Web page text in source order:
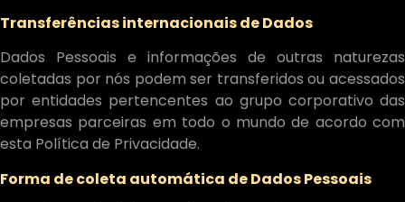
Transferências internacionais de Dados
Dados Pessoais e informações de outras naturezas
coletadas por nós podem ser transferidos ou acessados
por entidades pertencentes ao grupo corporativo das
empresas parceiras em todo o mundo de acordo com
esta Política de Privacidade.
Forma de coleta automática de Dados Pessoais